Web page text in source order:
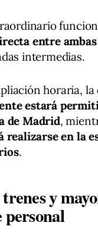
entre
intermedias.
horaria, la
estará
de Madrid,
realizarse en la
.
y
personal